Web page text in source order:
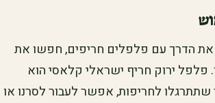
הדרך עם פלפלים חריפים, חפשו את
פלפל ירוק חריף ישראלי קלאסי הוא
שתתרגלו לחריפות, אפשר לעבור לסרנו או